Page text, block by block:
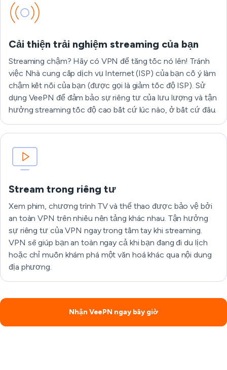
Cải thiện trải nghiệm streaming của bạn
Streaming chậm? Hãy có VPN để tăng tốc nó lên! Tránh
việc Nhà cung cấp dịch vụ Internet (ISP) của bạn cố ý làm
chậm kết nối của bạn (được gọi là giảm tốc độ ISP). Sử
dụng VeePN để đảm bảo sự riêng tư của lưu lượng và tận
hưởng streaming tốc độ cao bất cứ lúc nào, ở bất cứ đâu.
Stream trong riêng tư
Xem phim, chương trình TV và thể thao được bảo vệ bởi
an toàn VPN trên nhiều nền tảng khác nhau. Tận hưởng
sự riêng tư của VPN ngay trong tầm tay khi streaming.
VPN sẽ giúp bạn an toàn ngay cả khi bạn đang đi du lịch
hoặc chỉ muốn khám phá một văn hoá khác qua nội dung
địa phương.
Nhận VeePN ngay bây giờ